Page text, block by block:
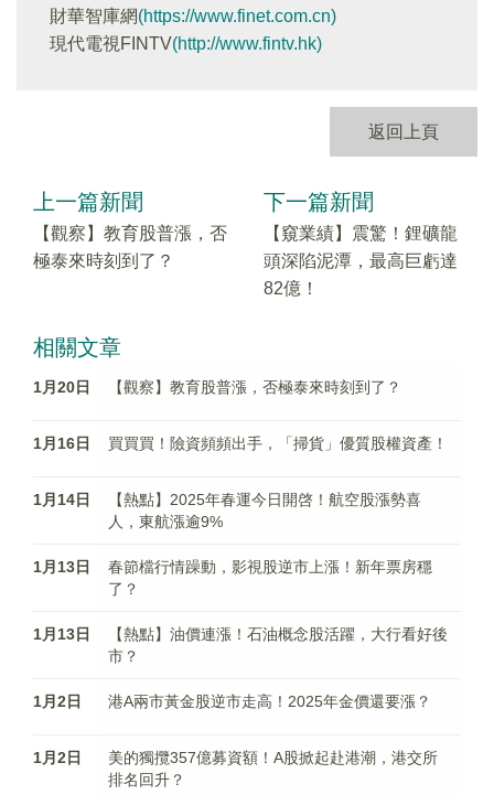
財華智庫網(https://www.finet.com.cn)
現代電視FINTV(http://www.fintv.hk)
返回上頁
上一篇新聞
【觀察】教育股普漲，否
極泰來時刻到了？
下一篇新聞
【窺業績】震驚！鋰礦龍
頭深陷泥潭，最高巨虧達
82億！
相關文章
1月20日 【觀察】教育股普漲，否極泰來時刻到了？
1月16日 買買買！險資頻頻出手，「掃貨」優質股權資產！
1月14日
【熱點】2025年春運今日開啓！航空股漲勢喜
人，東航漲逾9%
1月13日
春節檔行情躁動，影視股逆市上漲！新年票房穩
了？
1月13日
【熱點】油價連漲！石油概念股活躍，大行看好後
市？
1月2日 港A兩市黃金股逆市走高！2025年金價還要漲？
1月2日
美的獨攬357億募資額！A股掀起赴港潮，港交所
排名回升？